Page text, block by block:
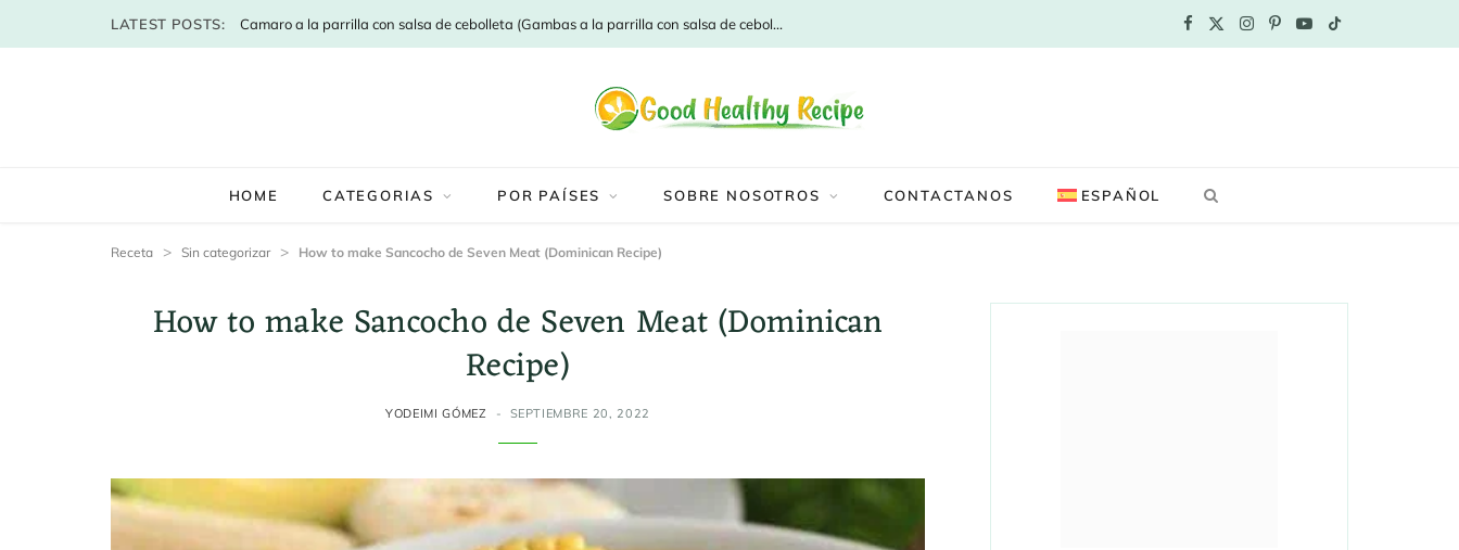
LATEST POSTS: Camaro a la parrilla con salsa de cebolleta (Gambas a la parrilla con salsa de cebolleta)
o t
I
r
P
e
Y
e
T
HOME CATEGORIAS POR PAÍSES SOBRE NOSOTROS CONTACTANOS ESPAÑOL
Receta > Sin categorizar > How to make Sancocho de Seven Meat (Dominican Recipe)
How to make Sancocho de Seven Meat (Dominican
Recipe)
YODEIMI GÓMEZ SEPTIEMBRE 20, 2022